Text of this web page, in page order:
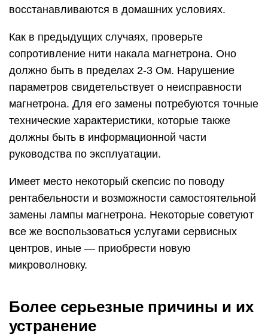
восстанавливаются в домашних условиях.
Как в предыдущих случаях, проверьте
сопротивление нити накала магнетрона. Оно
должно быть в пределах 2-3 Ом. Нарушение
параметров свидетельствует о неисправности
магнетрона. Для его замены потребуются точные
технические характеристики, которые также
должны быть в информационной части
руководства по эксплуатации.
Имеет место некоторый скепсис по поводу
рентабельности и возможности самостоятельной
замены лампы магнетрона. Некоторые советуют
все же воспользоваться услугами сервисных
центров, иные — приобрести новую
микроволновку.
Более серьезные причины и их
устранение